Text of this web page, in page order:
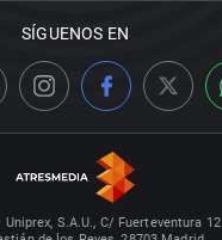
SÍGUENOS EN
S.A.U., C/ Fuerteventura 12